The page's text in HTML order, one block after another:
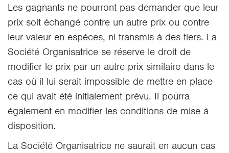
Les gagnants ne pourront pas demander que leur
prix soit échangé contre un autre prix ou contre
leur valeur en espèces, ni transmis à des tiers. La
Société Organisatrice se réserve le droit de
modifier le prix par un autre prix similaire dans le
cas où il lui serait impossible de mettre en place
ce qui avait été initialement prévu. Il pourra
également en modifier les conditions de mise à
disposition.
La Société Organisatrice ne saurait en aucun cas